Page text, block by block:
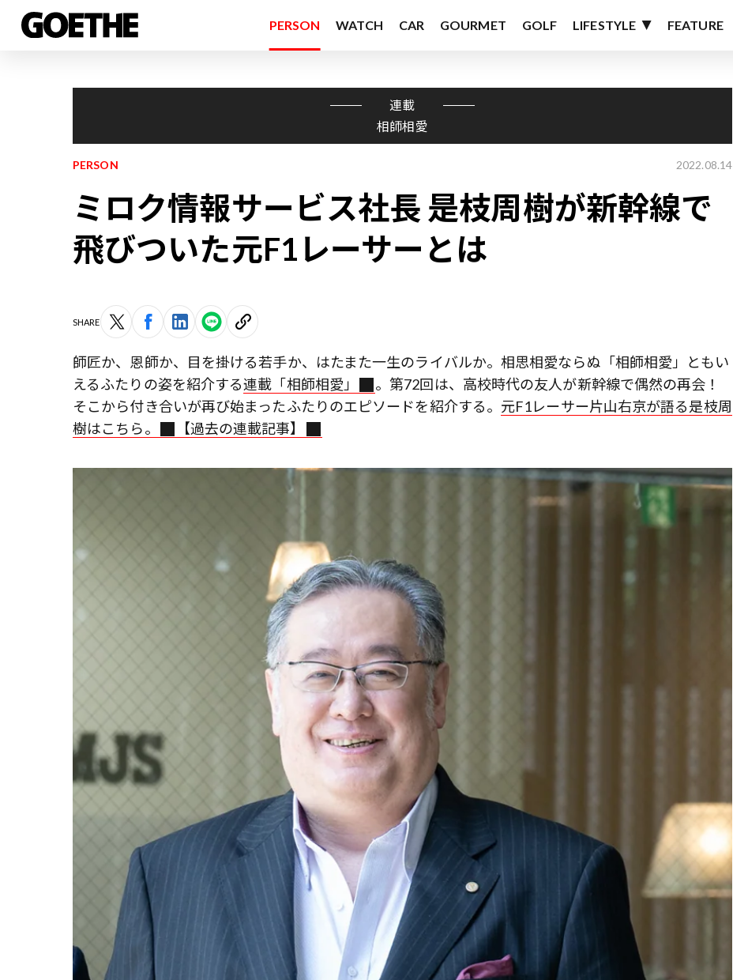
PERSON WATCH CAR GOURMET GOLF LIFESTYLE FEATURE
連載
相師相愛
PERSON 2022.08.14
ミロク情報サービス社長 是枝周樹が新幹線で
飛びついた元F1レーサーとは
SHARE
師匠か、恩師か、目を掛ける若手か、はたまた一生のライバルか。相思相愛ならぬ「相師相愛」ともい
えるふたりの姿を紹介する連載「相師相愛」
。第72回は、高校時代の友人が新幹線で偶然の再会！
そこから付き合いが再び始まったふたりのエピソードを紹介する。 元F1レーサー片山右京が語る是枝周
樹はこちら。
【過去の連載記事】